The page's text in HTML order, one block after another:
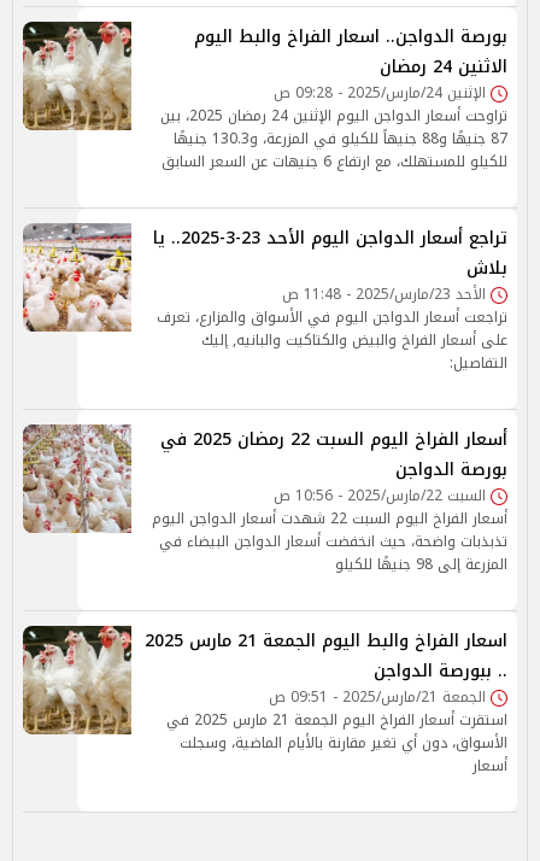
بورصة الدواجن.. اسعار الفراخ والبط اليوم
الاثنين 24 رمضان
الإثنين 24/مارس/2025 - 09:28 ص
تراوحت أسعار الدواجن اليوم الإثنين 24 رمضان 2025، بين
87 جنيهًا و88 جنيهاً للكيلو في المزرعة، و130.3 جنيهًا
للكيلو للمستهلك، مع ارتفاع 6 جنيهات عن السعر السابق
تراجع أسعار الدواجن اليوم الأحد 23-3-2025.. يا
بلاش
الأحد 23/مارس/2025 - 11:48 ص
تراجعت أسعار الدواجن اليوم في الأسواق والمزارع، تعرف
على أسعار الفراخ والبيض والكتاكيت والبانيه, إليك
التفاصيل:
أسعار الفراخ اليوم السبت 22 رمضان 2025 في
بورصة الدواجن
السبت 22/مارس/2025 - 10:56 ص
أسعار الفراخ اليوم السبت 22 شهدت أسعار الدواجن اليوم
تذبذبات واضحة، حيث انخفضت أسعار الدواجن البيضاء في
المزرعة إلى 98 جنيهًا للكيلو
اسعار الفراخ والبط اليوم الجمعة 21 مارس 2025
.. ببورصة الدواجن
الجمعة 21/مارس/2025 - 09:51 ص
استقرت أسعار الفراخ اليوم الجمعة 21 مارس 2025 في
الأسواق، دون أي تغير مقارنة بالأيام الماضية، وسجلت
أسعار